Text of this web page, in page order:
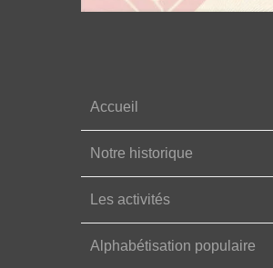
Accueil
Notre historique
Les activités
Alphabétisation populaire